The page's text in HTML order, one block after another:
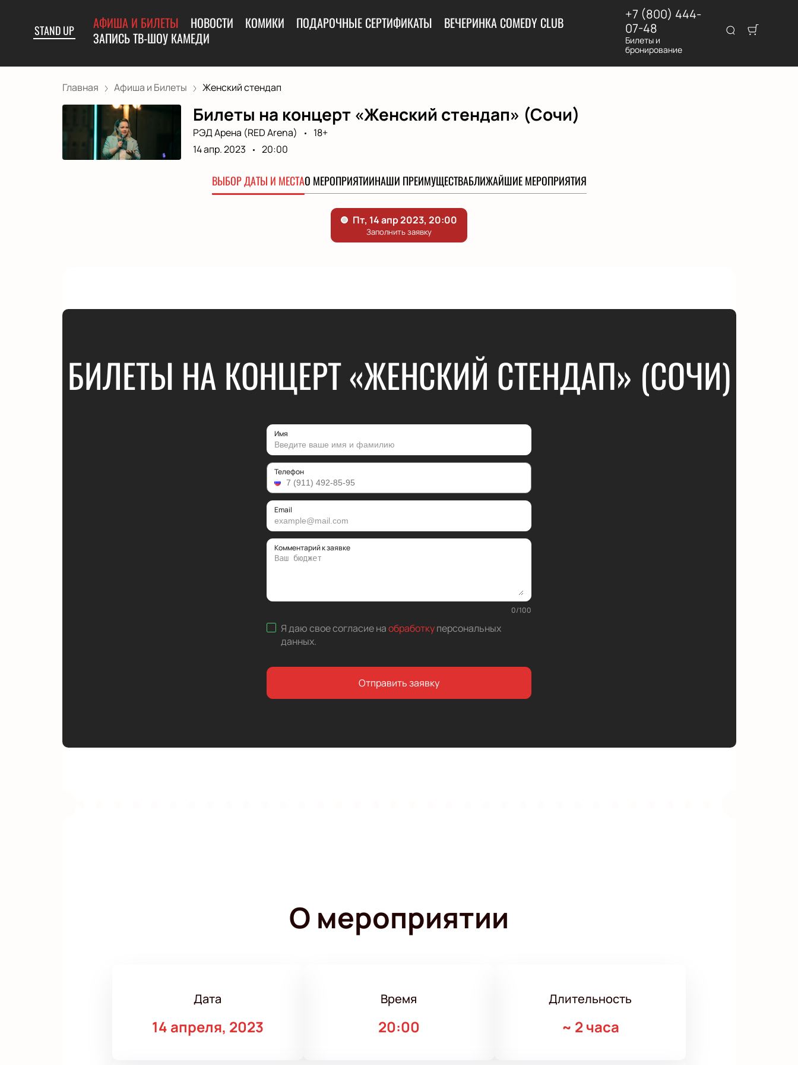
STAND UP АФИША И БИЛЕТЫ НОВОСТИ КОМИКИ ПОДАРОЧНЫЕ СЕРТИФИКАТЫ
ВЕЧЕРИНКА COMEDY CLUB
ЗАПИСЬ ТВ-ШОУ КАМЕДИ
+7 (800) 444-
07-48
Билеты и
бронирование
Главная Афиша и Билеты Женский стендап
Билеты на концерт «Женский стендап» (Сочи)
РЭД Арена (RED Arena)
18+
14 апр. 2023
20:00
ВЫБОР ДАТЫ И МЕСТАО МЕРОПРИЯТИИНАШИ ПРЕИМУЩЕСТВАБЛИЖАЙШИЕ МЕРОПРИЯТИЯ
БИЛЕТЫ НА КОНЦЕРТ «ЖЕНСКИЙ СТЕНДАП» (СОЧИ)
Имя
Телефон
Email
Комментарий к заявке
0/100
Я даю свое согласие наобработкуперсональных
данных.
Отправить заявку
О мероприятии
Дата
14 апреля, 2023
Время
20:00
Длительность
~ 2 часа